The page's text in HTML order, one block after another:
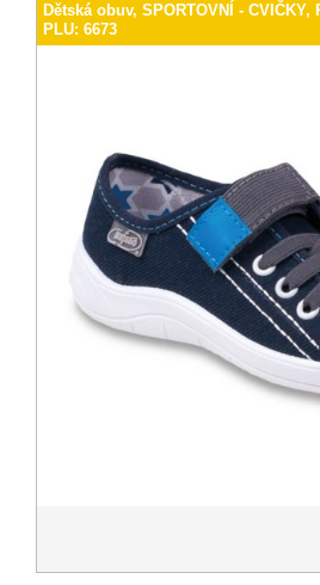
Dětská obuv, SPORTOVNÍ - CVIČKY,
PLU: 6673